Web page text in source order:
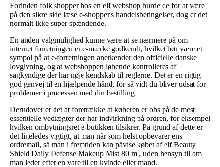
Forinden folk shopper hos en elf webshop burde de for at være
på den sikre side læse e-shoppens handelsbetingelser, dog er det
normalt ikke super spændende.
En anden valgmulighed kunne være at se nærmere på om
internet forretningen er e-mærke godkendt, hvilket bør være et
sympol på at e-forretningen anerkender den officielle danske
lovgivning, og at webshoppen løbende kontrolleres af
sagkyndige der har nøje kendskab til reglerne. Det er en rigtig
god genvej til en hjælpende hånd, for så vidt du bliver udsat for
problemer i processen med din bestilling.
Derudover er det at foretrække at køberen er obs på de mest
essentielle vedtægter der har indvirkning på ordren, for eksempel
hvilken ombytningsret e-butikken tilsikrer. På grund af dette er
det ligeledes vigtigt, at man når som helst opbevarer ens
ordremail, så man i fremtiden kan påvise købet af elf Beauty
Shield Daily Defense Makeup Mist 80 ml, uden hensyn til om
man leder efter en vare til en kvinde eller mand.